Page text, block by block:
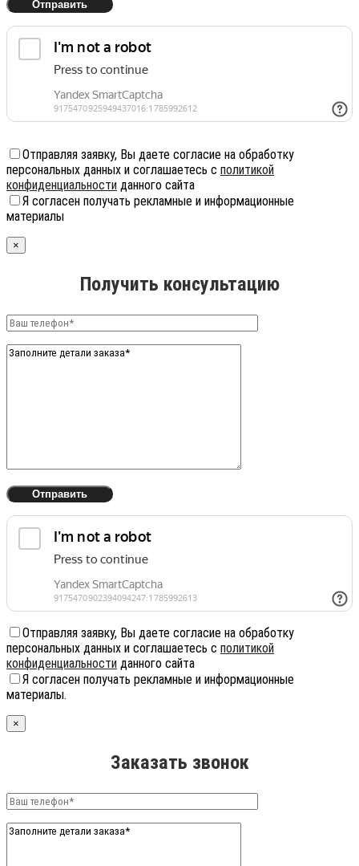
Отправляя заявку, Вы даете согласие на обработку
персональных данных и соглашаетесь с политикой
конфиденциальности данного сайта
Я согласен получать рекламные и информационные
материалы
×
Получить консультацию
Отправляя заявку, Вы даете согласие на обработку
персональных данных и соглашаетесь с политикой
конфиденциальности данного сайта
Я согласен получать рекламные и информационные
материалы.
×
Заказать звонок